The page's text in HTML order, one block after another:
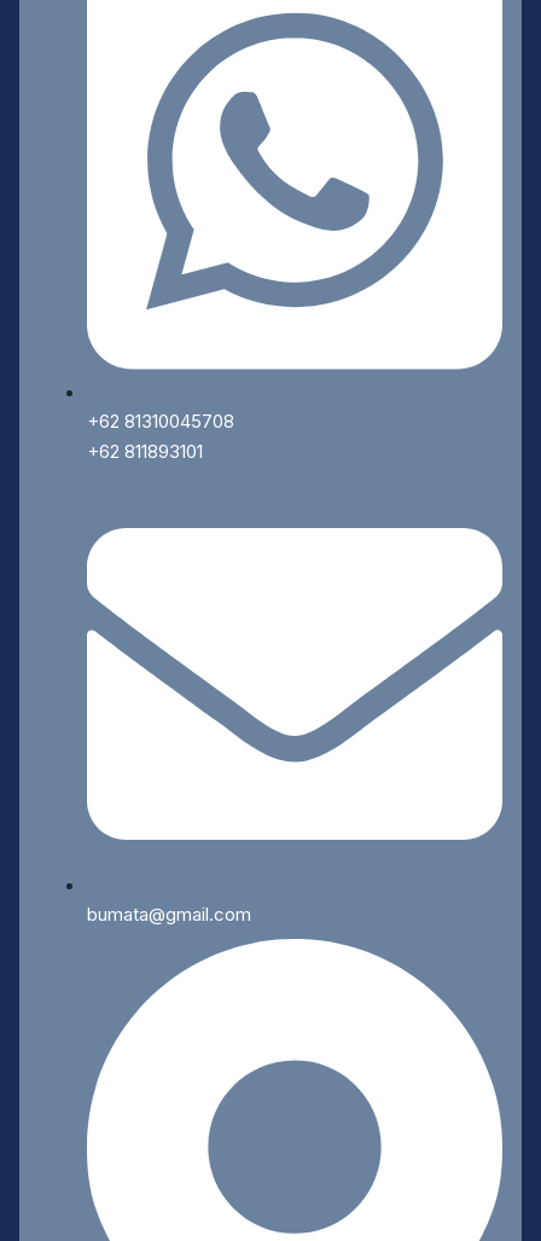
+62 81310045708
+62 811893101
bumata@gmail.com